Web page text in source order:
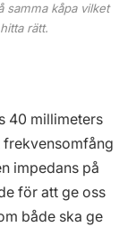
samma kåpa vilket
rätt.
40 millimeters
frekvensomfång
impedans på
för att ge oss
både ska ge